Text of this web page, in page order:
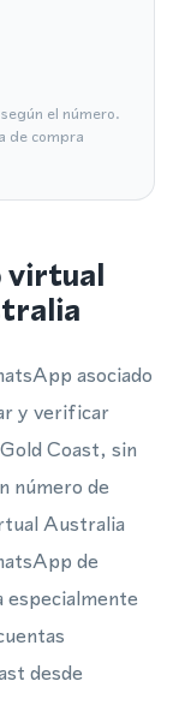
el número.
de compra
virtual
asociado
y verificar
Coast, sin
número de
Australia
de
desde